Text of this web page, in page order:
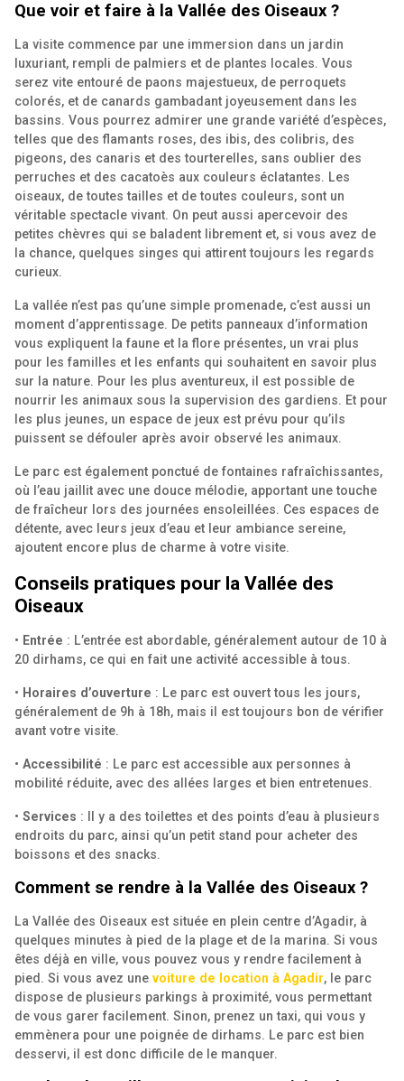
Que voir et faire à la Vallée des Oiseaux ?
La visite commence par une immersion dans un jardin
luxuriant, rempli de palmiers et de plantes locales. Vous
serez vite entouré de paons majestueux, de perroquets
colorés, et de canards gambadant joyeusement dans les
bassins. Vous pourrez admirer une grande variété d’espèces,
telles que des flamants roses, des ibis, des colibris, des
pigeons, des canaris et des tourterelles, sans oublier des
perruches et des cacatoès aux couleurs éclatantes. Les
oiseaux, de toutes tailles et de toutes couleurs, sont un
véritable spectacle vivant. On peut aussi apercevoir des
petites chèvres qui se baladent librement et, si vous avez de
la chance, quelques singes qui attirent toujours les regards
curieux.
La vallée n’est pas qu’une simple promenade, c’est aussi un
moment d’apprentissage. De petits panneaux d’information
vous expliquent la faune et la flore présentes, un vrai plus
pour les familles et les enfants qui souhaitent en savoir plus
sur la nature. Pour les plus aventureux, il est possible de
nourrir les animaux sous la supervision des gardiens. Et pour
les plus jeunes, un espace de jeux est prévu pour qu’ils
puissent se défouler après avoir observé les animaux.
Le parc est également ponctué de fontaines rafraîchissantes,
où l’eau jaillit avec une douce mélodie, apportant une touche
de fraîcheur lors des journées ensoleillées. Ces espaces de
détente, avec leurs jeux d’eau et leur ambiance sereine,
ajoutent encore plus de charme à votre visite.
Conseils pratiques pour la Vallée des
Oiseaux
• Entrée : L’entrée est abordable, généralement autour de 10 à
20 dirhams, ce qui en fait une activité accessible à tous.
• Horaires d’ouverture : Le parc est ouvert tous les jours,
généralement de 9h à 18h, mais il est toujours bon de vérifier
avant votre visite.
• Accessibilité : Le parc est accessible aux personnes à
mobilité réduite, avec des allées larges et bien entretenues.
• Services : Il y a des toilettes et des points d’eau à plusieurs
endroits du parc, ainsi qu’un petit stand pour acheter des
boissons et des snacks.
Comment se rendre à la Vallée des Oiseaux ?
La Vallée des Oiseaux est située en plein centre d’Agadir, à
quelques minutes à pied de la plage et de la marina. Si vous
êtes déjà en ville, vous pouvez vous y rendre facilement à
pied. Si vous avez une voiture de location à Agadir, le parc
dispose de plusieurs parkings à proximité, vous permettant
de vous garer facilement. Sinon, prenez un taxi, qui vous y
emmènera pour une poignée de dirhams. Le parc est bien
desservi, il est donc difficile de le manquer.